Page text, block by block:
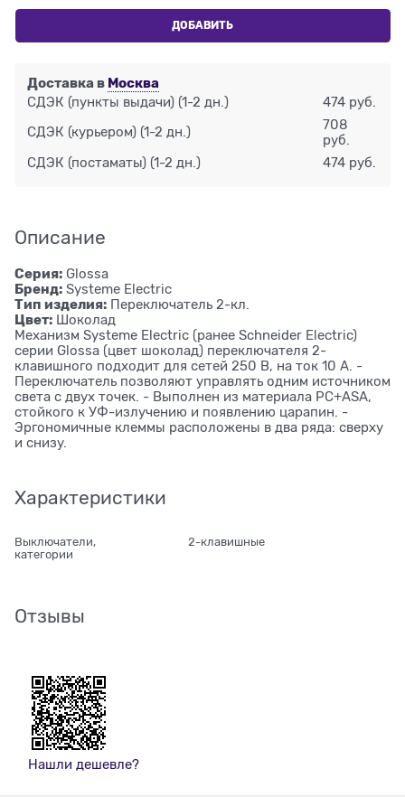
ДОБАВИТЬ
Доставка в Москва
СДЭК (пункты выдачи) (1-2 дн.) 474 руб.
СДЭК (курьером) (1-2 дн.)
708
руб.
СДЭК (постаматы) (1-2 дн.) 474 руб.
Описание
Серия: Glossa
Бренд: Systeme Electric
Тип изделия: Переключатель 2-кл.
Цвет: Шоколад
Механизм Systeme Electric (ранее Schneider Electric)
серии Glossa (цвет шоколад) переключателя 2-
клавишного подходит для сетей 250 В, на ток 10 А. -
Переключатель позволяют управлять одним источником
света с двух точек. - Выполнен из материала PС+ASA,
стойкого к УФ-излучению и появлению царапин. -
Эргономичные клеммы расположены в два ряда: сверху
и снизу.
Характеристики
Выключатели,
категории
2-клавишные
Отзывы
Нашли дешевле?